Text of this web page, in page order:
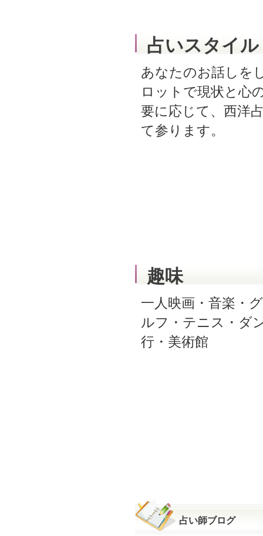
占いスタイル
あなたのお話しを
ロットで現状と心
要に応じて、西洋
て参ります。
趣味
一人映画・音楽・
ルフ・テニス・ダ
行・美術館
占い師ブログ